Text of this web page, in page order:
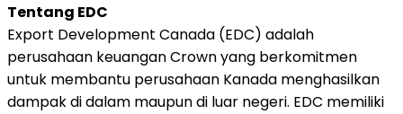
Tentang EDC
Export Development Canada (EDC) adalah
perusahaan keuangan Crown yang berkomitmen
untuk membantu perusahaan Kanada menghasilkan
dampak di dalam maupun di luar negeri. EDC memiliki